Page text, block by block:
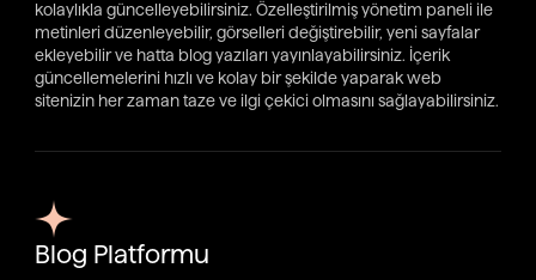
kolaylıkla güncelleyebilirsiniz. Özelleştirilmiş yönetim paneli ile
metinleri düzenleyebilir, görselleri değiştirebilir, yeni sayfalar
ekleyebilir ve hatta blog yazıları yayınlayabilirsiniz. İçerik
güncellemelerini hızlı ve kolay bir şekilde yaparak web
sitenizin her zaman taze ve ilgi çekici olmasını sağlayabilirsiniz.
Blog Platformu